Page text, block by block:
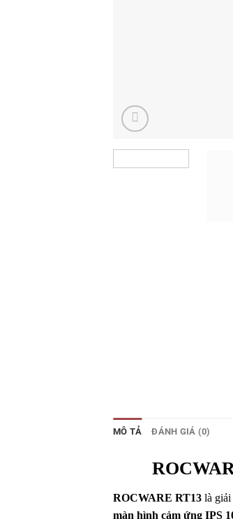
MÔ TẢ ĐÁNH GIÁ (0)
ROCWARE RT13 là giải
màn hình cảm ứng IPS